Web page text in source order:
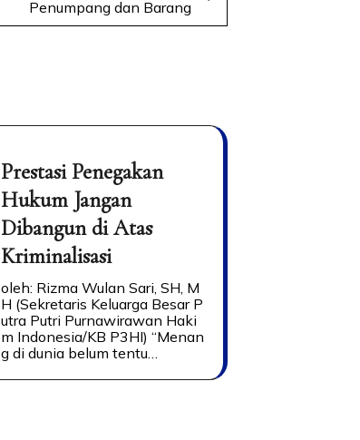
Penumpang dan Barang
Prestasi Penegakan
Hukum Jangan
Dibangun di Atas
Kriminalisasi
oleh: Rizma Wulan Sari, SH, M
H (Sekretaris Keluarga Besar P
utra Putri Purnawirawan Haki
m Indonesia/KB P3HI) “Menan
g di dunia belum tentu…